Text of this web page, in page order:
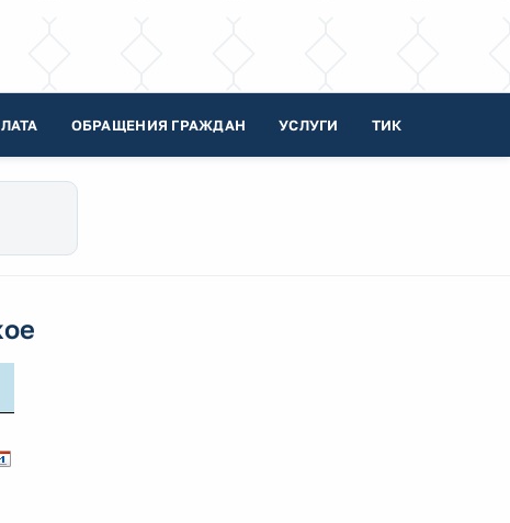
ОБРАЩЕНИЯ ГРАЖДАН УСЛУГИ ТИК